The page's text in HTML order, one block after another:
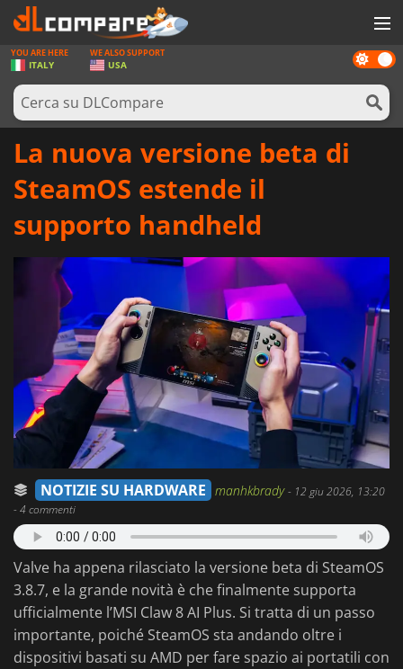
GIOCHI
PREPAGATE
SOFTWARE
NOTIZIE
ACCEDI O REGISTRATI
Dark
mode
YOU ARE HERE
ITALY
WE ALSO SUPPORT
USA
La nuova versione beta di
SteamOS estende il
supporto handheld
NOTIZIE SU HARDWARE manhkbrady- 12 giu 2026, 13:20
- 4 commenti
Valve ha appena rilasciato la versione beta di SteamOS
3.8.7, e la grande novità è che finalmente supporta
ufficialmente l’MSI Claw 8 AI Plus. Si tratta di un passo
importante, poiché SteamOS sta andando oltre i
dispositivi basati su AMD per fare spazio ai portatili con